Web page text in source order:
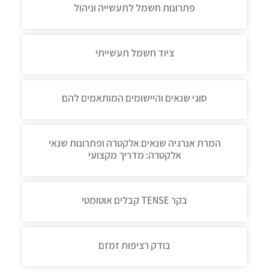
פתרונות חשמל לתעשייה וניהול
ציוד חשמל תעשייתי
סוגי שנאים והיישומים המותאמים להם
המרת אנרגיה שנאים אלקטרה ופתרונות שנאי
אלקטרה: מדריך מקצועי
בקר TENSE קבלים אוטומטי
בודק רציפות זמזם